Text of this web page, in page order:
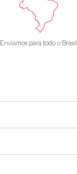
Enviamos para todo o Brasil